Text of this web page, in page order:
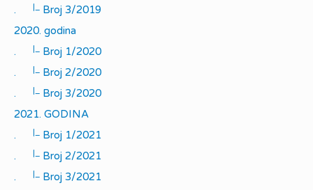
.
|_
Broj 3/2019
2020. godina
.
|_
Broj 1/2020
.
|_
Broj 2/2020
.
|_
Broj 3/2020
2021. GODINA
.
|_
Broj 1/2021
.
|_
Broj 2/2021
.
|_
Broj 3/2021